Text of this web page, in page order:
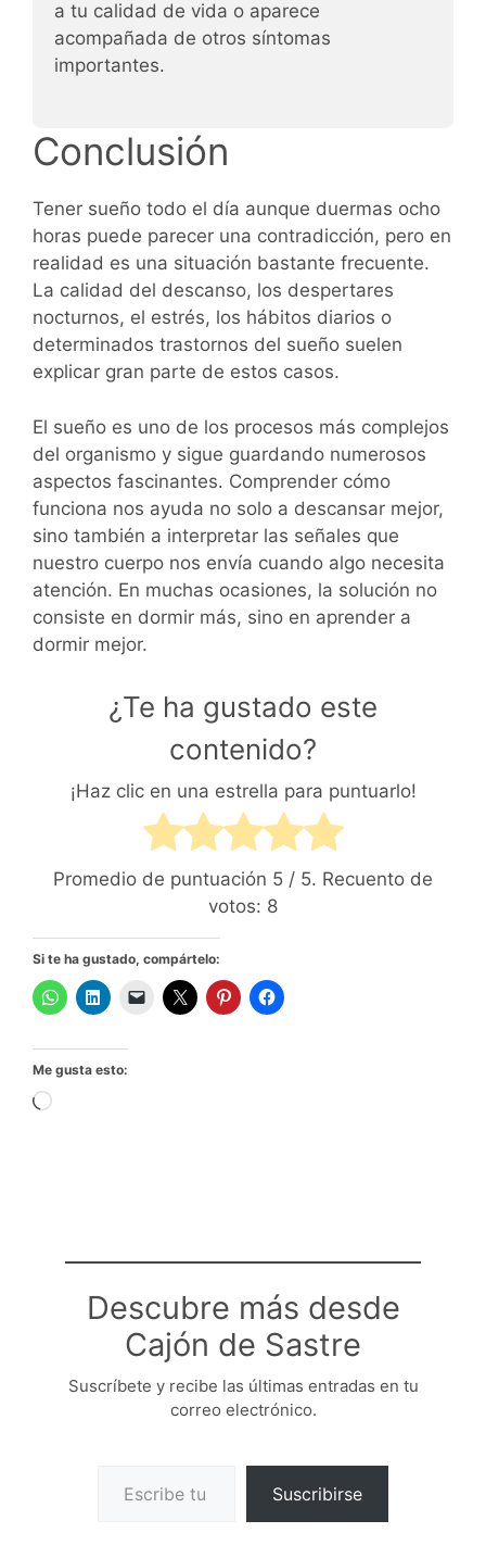
a tu calidad de vida o aparece
acompañada de otros síntomas
importantes.
Conclusión
Tener sueño todo el día aunque duermas ocho
horas puede parecer una contradicción, pero en
realidad es una situación bastante frecuente.
La calidad del descanso, los despertares
nocturnos, el estrés, los hábitos diarios o
determinados trastornos del sueño suelen
explicar gran parte de estos casos.
El sueño es uno de los procesos más complejos
del organismo y sigue guardando numerosos
aspectos fascinantes. Comprender cómo
funciona nos ayuda no solo a descansar mejor,
sino también a interpretar las señales que
nuestro cuerpo nos envía cuando algo necesita
atención. En muchas ocasiones, la solución no
consiste en dormir más, sino en aprender a
dormir mejor.
¿Te ha gustado este
contenido?
¡Haz clic en una estrella para puntuarlo!
Promedio de puntuación 5 / 5. Recuento de
votos: 8
Si te ha gustado, compártelo:
Me gusta esto:
Cargando...
Descubre más desde
Cajón de Sastre
Suscríbete y recibe las últimas entradas en tu
correo electrónico.
Suscribirse